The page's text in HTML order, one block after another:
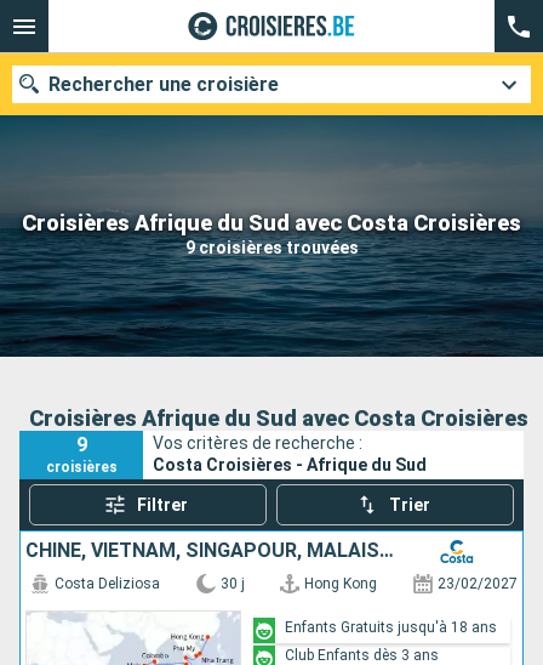
Croisières Afrique du Sud avec Costa Croisières
9 croisières trouvées
Rechercher une croisière
Nos destinations
Mois de départ
Ports Compagnies
Croisières Afrique du Sud avec Costa Croisières
9
croisières
Vos critères de recherche :
Costa Croisières - Afrique du Sud
Filtrer Trier
CHINE, VIETNAM, SINGAPOUR, MALAISIE, SRI LANKA, MALDIVES, MAURICE, AFRIQUE DU SUD
Costa Deliziosa 30 j Hong Kong 23/02/2027
Enfants Gratuits jusqu'à 18 ans
Club Enfants dès 3 ans